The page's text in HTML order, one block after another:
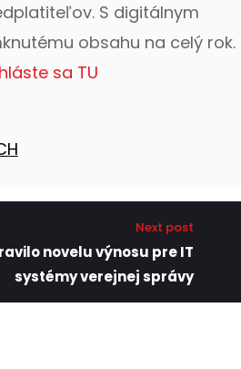
S digitálnym
obsahu na celý rok.
sa TU
Next post
novelu výnosu pre IT
systémy verejnej správy